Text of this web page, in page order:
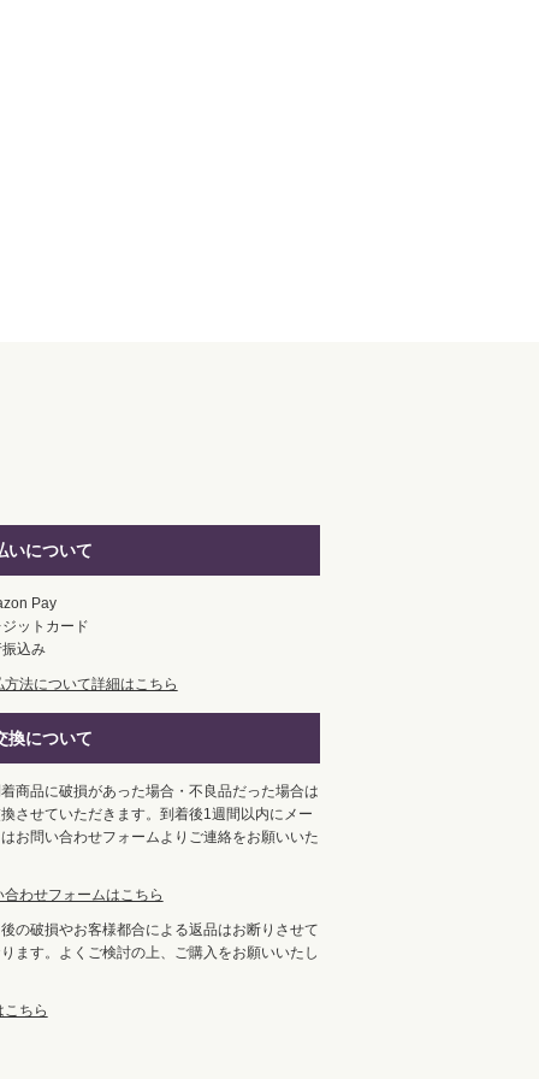
いについて
Pay
ットカード
込み
方法について詳細はこちら
換について
商品に破損があった場合・不良品だった場合は
させていただきます。到着後1週間以内にメー
お問い合わせフォームよりご連絡をお願いいた
合わせフォームはこちら
の破損やお客様都合による返品はお断りさせて
ます。よくご検討の上、ご購入をお願いいたし
こちら